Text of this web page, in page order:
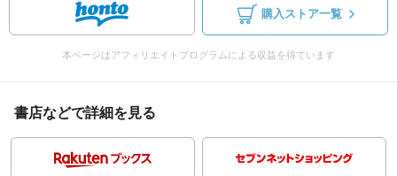
購入ストア一覧
本ページはアフィリエイトプログラムによる収益を得ています
書店などで詳細を見る